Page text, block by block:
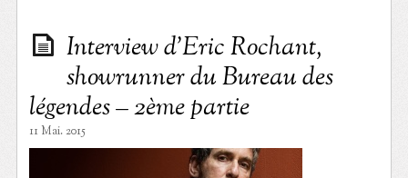
Interview d’Eric Rochant,
showrunner du Bureau des
légendes – 2ème partie
11 Mai. 2015